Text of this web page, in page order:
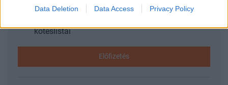
Data Deletion Data Access Privacy Policy
Portfolio.hu teljes cikkarchívum
kötéslistái
Előfizetés